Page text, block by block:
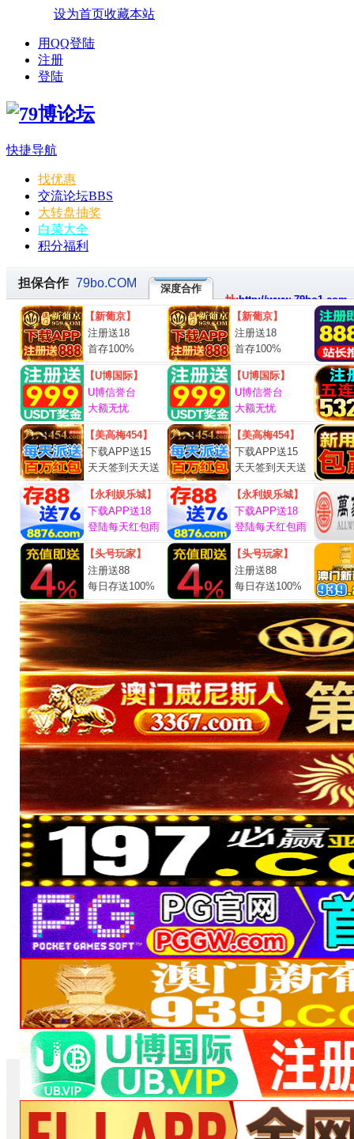
设为首页收藏本站
用QQ登陆
注册
登陆
快捷导航
找优惠
交流论坛BBS
大转盘抽奖
白菜大全
积分福利